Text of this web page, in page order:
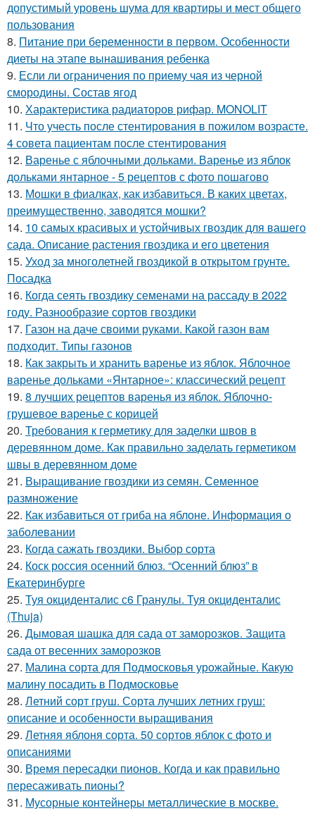
допустимый уровень шума для квартиры и мест общего
пользования
8. Питание при беременности в первом. Особенности
диеты на этапе вынашивания ребенка
9. Если ли ограничения по приему чая из черной
смородины. Состав ягод
10. Характеристика радиаторов рифар. MONOLIT
11. Что учесть после стентирования в пожилом возрасте.
4 совета пациентам после стентирования
12. Варенье с яблочными дольками. Варенье из яблок
дольками янтарное - 5 рецептов с фото пошагово
13. Мошки в фиалках, как избавиться. В каких цветах,
преимущественно, заводятся мошки?
14. 10 самых красивых и устойчивых гвоздик для вашего
сада. Описание растения гвоздика и его цветения
15. Уход за многолетней гвоздикой в открытом грунте.
Посадка
16. Когда сеять гвоздику семенами на рассаду в 2022
году. Разнообразие сортов гвоздики
17. Газон на даче своими руками. Какой газон вам
подходит. Типы газонов
18. Как закрыть и хранить варенье из яблок. Яблочное
варенье дольками «Янтарное»: классический рецепт
19. 8 лучших рецептов варенья из яблок. Яблочно-
грушевое варенье с корицей
20. Требования к герметику для заделки швов в
деревянном доме. Как правильно заделать герметиком
швы в деревянном доме
21. Выращивание гвоздики из семян. Семенное
размножение
22. Как избавиться от гриба на яблоне. Информация о
заболевании
23. Когда сажать гвоздики. Выбор сорта
24. Коск россия осенний блюз. “Осенний блюз” в
Екатеринбурге
25. Туя окциденталис с6 Гранулы. Туя окциденталис
(Thuja)
26. Дымовая шашка для сада от заморозков. Защита
сада от весенних заморозков
27. Малина сорта для Подмосковья урожайные. Какую
малину посадить в Подмосковье
28. Летний сорт груш. Сорта лучших летних груш:
описание и особенности выращивания
29. Летняя яблоня сорта. 50 сортов яблок с фото и
описаниями
30. Время пересадки пионов. Когда и как правильно
пересаживать пионы?
31. Мусорные контейнеры металлические в москве.